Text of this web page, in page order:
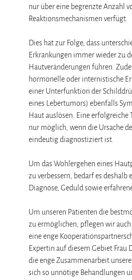
nur über eine begrenzte Anzahl
Reaktionsmechanismen verfügt.
Dies hat zur Folge, dass
Erkrankungen immer wieder zu
Hautveränderungen führen.
hormonelle oder internistische
einer Unterfunktion der
eines Lebertumors) ebenfalls
Haut auslösen. Eine erfolgreiche
nur möglich, wenn die Ursache
eindeutig diagnostiziert ist.
Um das Wohlergehen eines
zu verbessern, bedarf es deshalb
Diagnose, Geduld sowie
Um unseren Patienten die
zu ermöglichen, pflegen wir
eine enge
Expertin auf diesem Gebiet Frau
die enge Zusammenarbeit
sich so unnötige Behandlungen